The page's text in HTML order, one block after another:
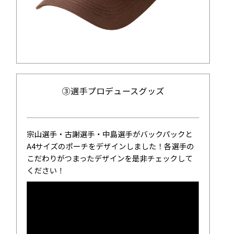
③選手プロデュースグッズ
宗山選手・古謝選手・中島選手がバックパックと
A4サイズのポーチをデザインしました！各選手の
こだわりがつまったデザインを是非チェックして
ください！